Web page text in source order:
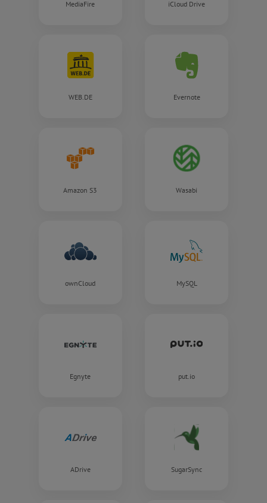
MediaFire iCloud Drive
WEB.DE Evernote
Amazon S3 Wasabi
ownCloud MySQL
Egnyte put.io
ADrive SugarSync